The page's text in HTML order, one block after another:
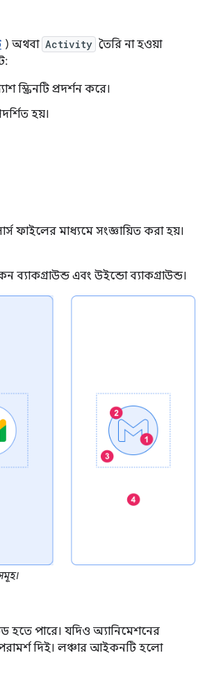
) অথবা Activity তৈরি না হওয়া
স্ক্রিনটি প্রদর্শন করে।
হয়।
ফাইলের মাধ্যমে সংজ্ঞায়িত করা হয়।
এবং উইন্ডো ব্যাকগ্রাউন্ড।
হতে পারে। যদিও অ্যানিমেশনের
দিই। লঞ্চার আইকনটি হলো